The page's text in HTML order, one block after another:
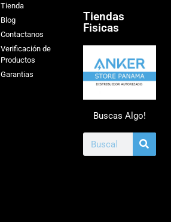
Tienda
Blog
Contactanos
Verificación de
Productos
Garantias
Tiendas
Fisicas
Buscas Algo!